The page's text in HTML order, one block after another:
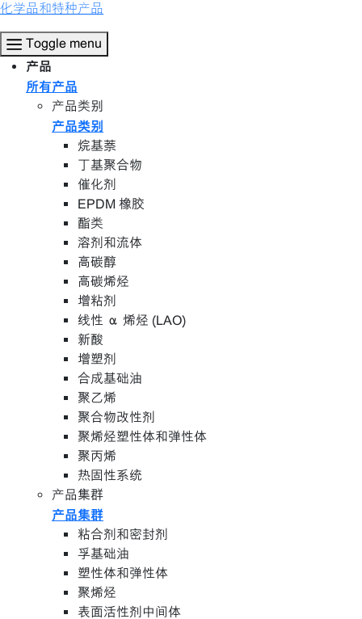
化学品和特种产品
Toggle menu
产品
所有产品
产品类别
产品类别
烷基萘
丁基聚合物
催化剂
EPDM 橡胶
酯类
溶剂和流体
高碳醇
高碳烯烃
增粘剂
线性 α 烯烃 (LAO)
新酸
增塑剂
合成基础油
聚乙烯
聚合物改性剂
聚烯烃塑性体和弹性体
聚丙烯
热固性系统
产品集群
产品集群
粘合剂和密封剂
孚基础油
塑性体和弹性体
聚烯烃
表面活性剂中间体